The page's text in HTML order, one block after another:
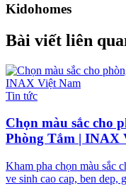
Kidohomes
Bài viết liên
Tin tức
Chọn màu sắc cho
Phòng Tắm | INAX
Kham pha chọn màu sắc
ve sinh cao cap, ben